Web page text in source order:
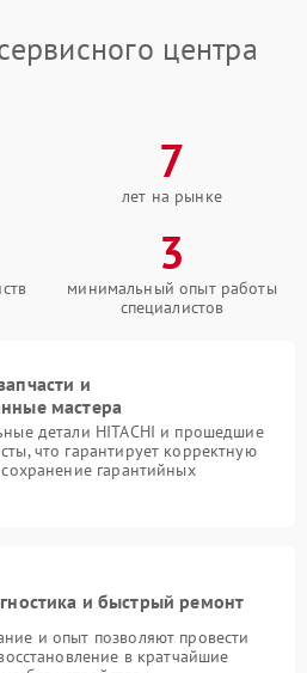
центра
7
лет на рынке
3
минимальный опыт работы
специалистов
и
мастера
детали HITACHI и прошедшие
что гарантирует корректную
гарантийных
и быстрый ремонт
и опыт позволяют провести
в кратчайшие